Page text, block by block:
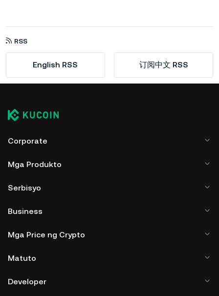
RSS
English RSS 订阅中文 RSS
Corporate
Mga Produkto
Serbisyo
Business
Mga Price ng Crypto
Matuto
Developer